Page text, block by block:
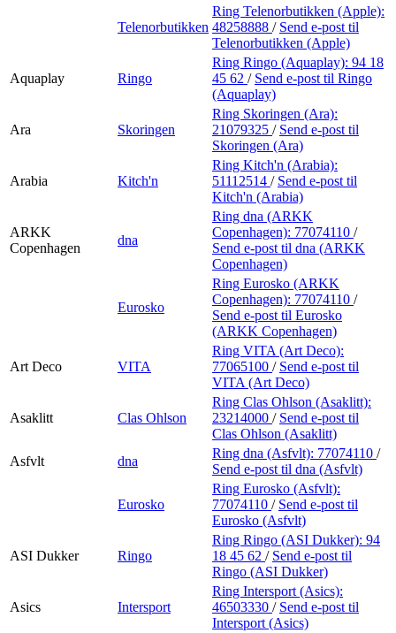
Telenorbutikken
Ring Telenorbutikken (Apple):
48258888 / Send e-post til
Telenorbutikken (Apple)
Aquaplay Ringo
Ring Ringo (Aquaplay): 94 18
45 62 / Send e-post til Ringo
(Aquaplay)
Ara Skoringen
Ring Skoringen (Ara):
21079325 / Send e-post til
Skoringen (Ara)
Arabia Kitch'n
Ring Kitch'n (Arabia):
51112514 / Send e-post til
Kitch'n (Arabia)
ARKK
Copenhagen
dna
Ring dna (ARKK
Copenhagen): 77074110 /
Send e-post til dna (ARKK
Copenhagen)
Eurosko
Ring Eurosko (ARKK
Copenhagen): 77074110 /
Send e-post til Eurosko
(ARKK Copenhagen)
Art Deco VITA
Ring VITA (Art Deco):
77065100 / Send e-post til
VITA (Art Deco)
Asaklitt Clas Ohlson
Ring Clas Ohlson (Asaklitt):
23214000 / Send e-post til
Clas Ohlson (Asaklitt)
Asfvlt
dna
Ring dna (Asfvlt): 77074110 /
Send e-post til dna (Asfvlt)
Eurosko
Ring Eurosko (Asfvlt):
77074110 / Send e-post til
Eurosko (Asfvlt)
ASI Dukker Ringo
Ring Ringo (ASI Dukker): 94
18 45 62 / Send e-post til
Ringo (ASI Dukker)
Asics Intersport
Ring Intersport (Asics):
46503330 / Send e-post til
Intersport (Asics)